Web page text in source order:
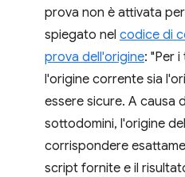
prova non è attivata
spiegato nel codice di
prova dell'origine: "Per
l'origine corrente sia
essere sicure. A causa
sottodomini, l'origine
corrispondere
script fornite e il